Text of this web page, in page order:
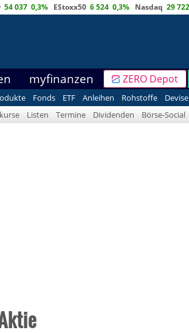
54 037 0,3% EStoxx50 6 524 0,3% Nasdaq 29 722
myfinanzen ZERO Depot
Fonds ETF Anleihen Rohstoffe
Listen Termine Dividenden Börse-Social